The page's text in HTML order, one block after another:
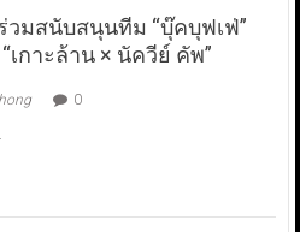
วมสนับสนุนทีม “บุ๊คบุฟเฟ่”
กาะล้าน × นัควีย์ คัพ”
0